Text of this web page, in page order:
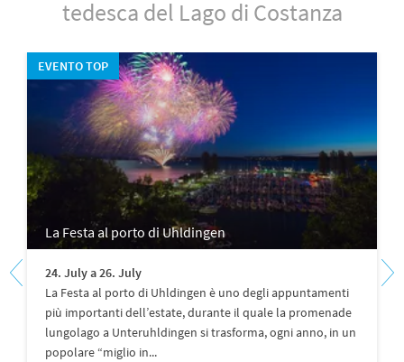
tedesca del Lago di Costanza
EVENTO TOP
La Festa al porto di Uhldingen
24. July a 26. July
La Festa al porto di Uhldingen è uno degli appuntamenti
più importanti dell’estate, durante il quale la promenade
lungolago a Unteruhldingen si trasforma, ogni anno, in un
popolare “miglio in...